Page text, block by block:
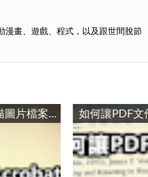
漫畫、遊戲、程式，以及跟世間脫節
用Acrobat Pro將掃描圖片檔案建立成PDF電子書 / Create an eBook PDF with Adobe Pro